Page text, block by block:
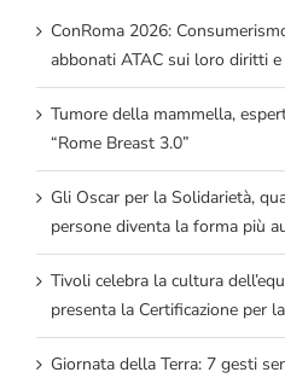
ConRoma 2026:
abbonati ATAC sui loro diritti
Tumore della mammella,
“Rome Breast 3.0”
Gli Oscar per la Solidarietà,
persone diventa la forma più
Tivoli celebra la cultura
presenta la Certificazione per
Giornata della Terra: 7 gesti